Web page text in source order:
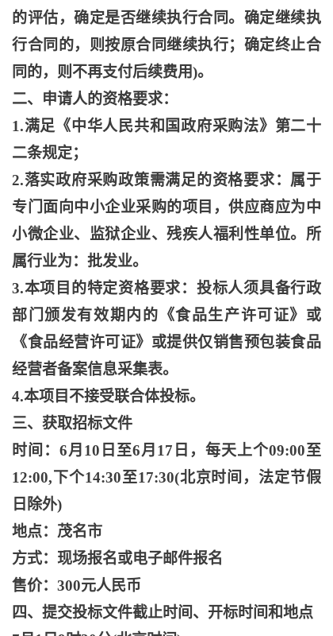
的评估，确定是否继续执行合同。确定继续执
行合同的，则按原合同继续执行；确定终止合
同的，则不再支付后续费用)。
二、申请人的资格要求：
1.满足《中华人民共和国政府采购法》第二十
二条规定；
2.落实政府采购政策需满足的资格要求：属于
专门面向中小企业采购的项目，供应商应为中
小微企业、监狱企业、残疾人福利性单位。所
属行业为：批发业。
3.本项目的特定资格要求：投标人须具备行政
部门颁发有效期内的《食品生产许可证》或
《食品经营许可证》或提供仅销售预包装食品
经营者备案信息采集表。
4.本项目不接受联合体投标。
三、获取招标文件
时间： 6月10日至6月17日，每天上个09:00至
12:00,下个14:30至17:30(北京时间，法定节假
日除外)
地点：茂名市
方式：现场报名或电子邮件报名
售价： 300元人民币
四、提交投标文件截止时间、开标时间和地点